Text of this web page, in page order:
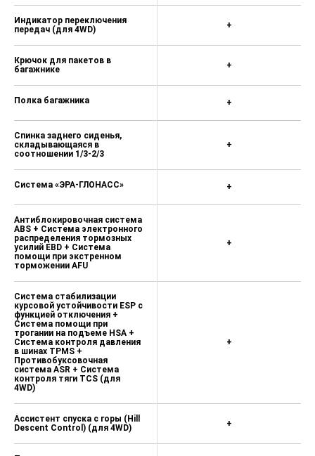
Индикатор переключения
передач (для 4WD)
Крючок для пакетов в
багажнике
Полка багажника
Спинка заднего сиденья,
складывающаяся в
соотношении 1/3-2/3
Система «ЭРА-ГЛОНАСС»
Антиблокировочная система
ABS + Система электронного
распределения тормозных
усилий EBD + Система
помощи при экстренном
торможении AFU
Система стабилизации
курсовой устойчивости ESP с
функцией отключения +
Система помощи при
трогании на подъеме HSA +
Система контроля давления
в шинах TPMS +
Противобуксовочная
система ASR + Система
контроля тяги TCS (для
4WD)
Ассистент спуска с горы (Hill
Descent Control) (для 4WD)
+
+
+
+
+
+
+
+